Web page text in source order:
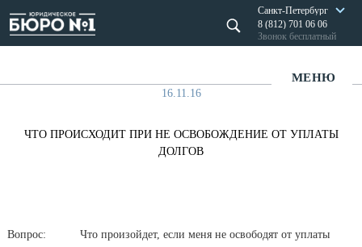
Санкт-Петербург
8 (812) 701 06 06
Звонок бесплатный
МЕНЮ
16.11.16
ЧТО ПРОИСХОДИТ ПРИ НЕ ОСВОБОЖДЕНИЕ ОТ УПЛАТЫ
ДОЛГОВ
Вопрос:
Что произойдет, если меня не освободят от уплаты